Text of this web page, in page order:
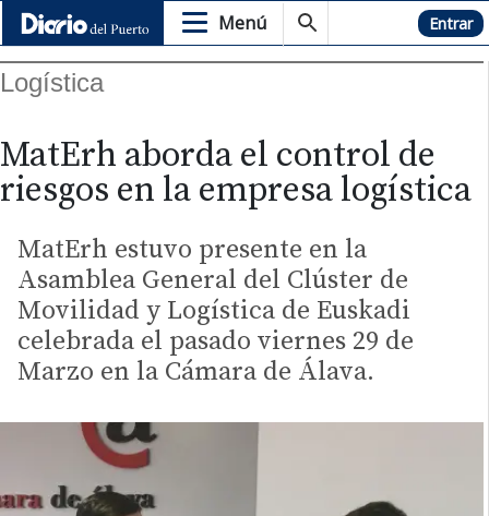
Menú Hemeroteca Entrar
Logística
MatErh aborda el control de
riesgos en la empresa logística
MatErh estuvo presente en la
Asamblea General del Clúster de
Movilidad y Logística de Euskadi
celebrada el pasado viernes 29 de
Marzo en la Cámara de Álava.